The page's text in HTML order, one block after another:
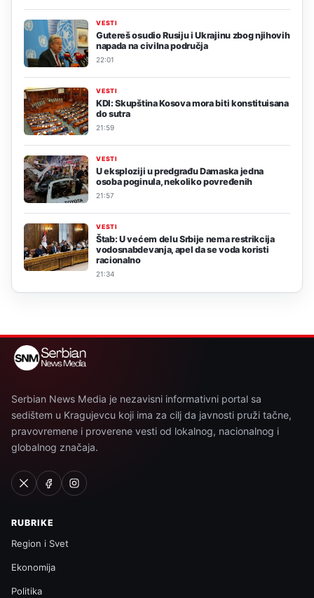
VESTI
Gutereš osudio Rusiju i Ukrajinu zbog njihovih
napada na civilna područja
22:01
VESTI
KDI: Skupština Kosova mora biti konstituisana
do sutra
21:59
VESTI
U eksploziji u predgrađu Damaska jedna
osoba poginula, nekoliko povređenih
21:57
VESTI
Štab: U većem delu Srbije nema restrikcija
vodosnabdevanja, apel da se voda koristi
racionalno
21:34
Serbian News Media je nezavisni informativni portal sa
sedištem u Kragujevcu koji ima za cilj da javnosti pruži tačne,
pravovremene i proverene vesti od lokalnog, nacionalnog i
globalnog značaja.
RUBRIKE
Region i Svet
Ekonomija
Politika